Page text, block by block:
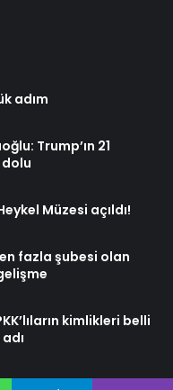
adım
Trump’ın 21
Müzesi açıldı!
fazla şubesi olan
kimlikleri belli